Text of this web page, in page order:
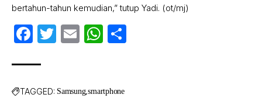
bertahun-tahun kemudian,” tutup Yadi. (ot/mj)
Facebook
Twitter
EmailWhatsApp
TAGGED: Samsung smartphone